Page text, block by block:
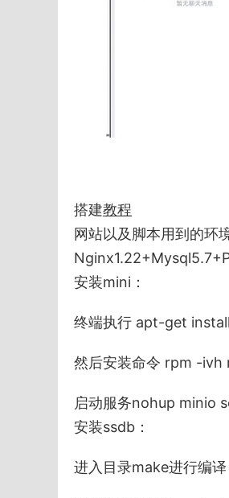
搭建教程
网站以及脚本用到的环
安装mini：
终端执行 apt-get
然后安装命令 rpm -
启动服务nohup minio
安装ssdb：
进入目录make进行编